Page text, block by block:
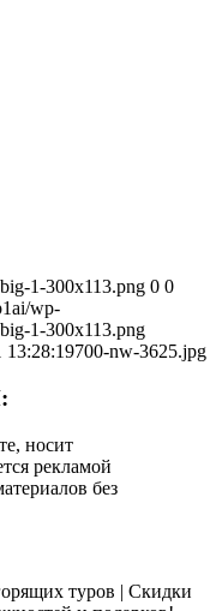
1-300x113.png 0 0
wp-
1-300x113.png
13:28:19700-nw-3625.jpg
носит
рекламой
без
туров | Скидки